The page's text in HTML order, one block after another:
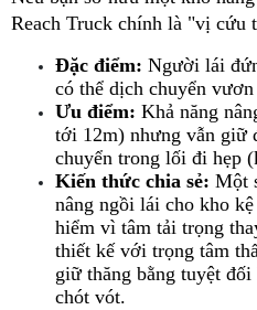
Reach Truck chính là "vị cứu
Đặc điểm: Người lái
có thể dịch chuyển
Ưu điểm: Khả năng
tới 12m) nhưng vẫn giữ
chuyển trong lối đi hẹp
Kiến thức chia sẻ: Một
nâng ngồi lái cho kho
hiểm vì tâm tải trọng
thiết kế với trọng tâm
giữ thăng bằng tuyệt
chót vót.